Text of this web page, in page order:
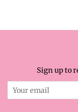
Sign up to